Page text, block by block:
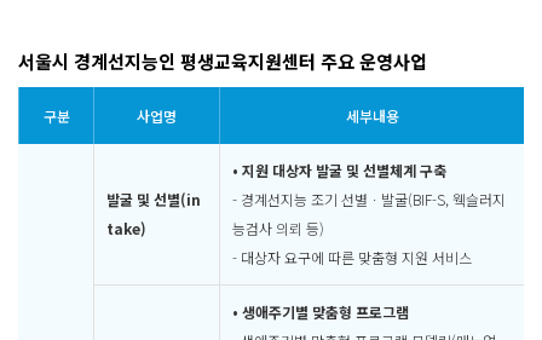
서울시 경계선지능인 평생교육지원센터 주요 운영사업
구분 사업명 세부내용
발굴 및 선별(in
take)
• 지원 대상자 발굴 및 선별체계 구축
- 경계선지능 조기 선별ㆍ발굴(BIF-S, 웩슬러지
능검사 의뢰 등)
- 대상자 요구에 따른 맞춤형 지원 서비스
• 생애주기별 맞춤형 프로그램